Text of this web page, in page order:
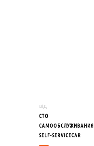
від
СТО
САМООБСЛУЖИВАНИЯ
SELF-SERVICECAR